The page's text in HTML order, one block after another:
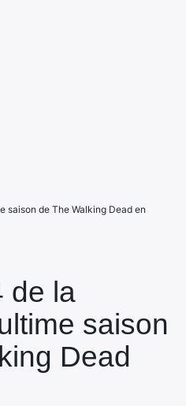
de la
saison
Dead
saison de The Walking Dead en